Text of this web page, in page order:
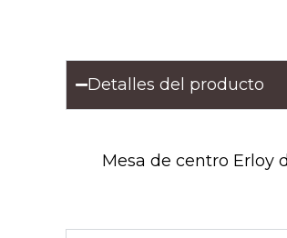
Detalles del producto
Mesa de centro Erloy